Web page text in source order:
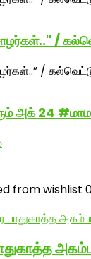
/
அக் 24
from wishlist